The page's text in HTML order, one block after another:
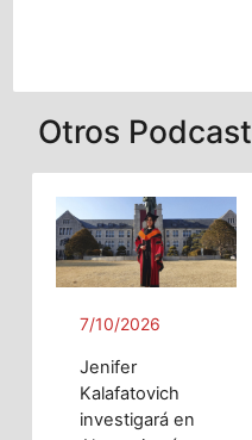
Otros Podcast
7/10/2026
Jenifer
Kalafatovich
investigará en